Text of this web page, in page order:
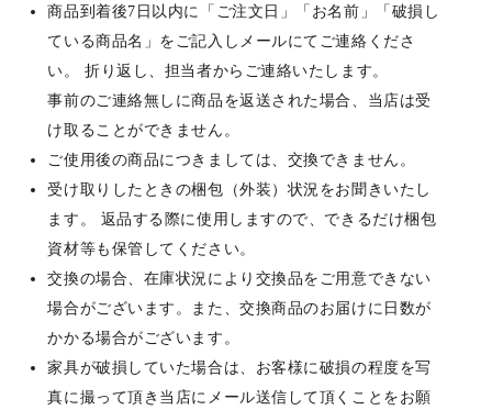
商品到着後7日以内に「ご注文日」「お名前」「破損し
ている商品名」をご記入しメールにてご連絡くださ
い。 折り返し、担当者からご連絡いたします。
事前のご連絡無しに商品を返送された場合、当店は受
け取ることができません。
ご使用後の商品につきましては、交換できません。
受け取りしたときの梱包（外装）状況をお聞きいたし
ます。 返品する際に使用しますので、できるだけ梱包
資材等も保管してください。
交換の場合、在庫状況により交換品をご用意できない
場合がございます。また、交換商品のお届けに日数が
かかる場合がございます。
家具が破損していた場合は、お客様に破損の程度を写
真に撮って頂き当店にメール送信して頂くことをお願